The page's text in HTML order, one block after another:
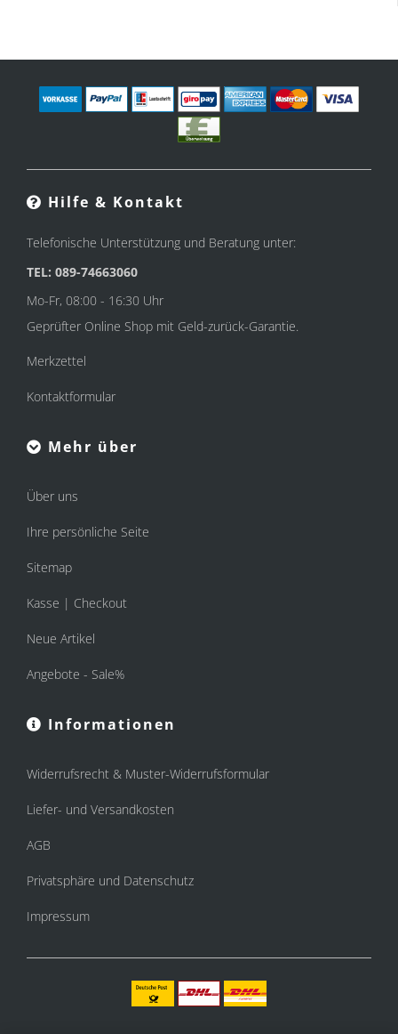
Hilfe & Kontakt
Telefonische Unterstützung und Beratung unter:
TEL: 089-74663060
Mo-Fr, 08:00 - 16:30 Uhr
Geprüfter Online Shop mit Geld-zurück-Garantie.
Merkzettel
Kontaktformular
Mehr über
Über uns
Ihre persönliche Seite
Sitemap
Kasse | Checkout
Neue Artikel
Angebote - Sale%
Informationen
Widerrufsrecht & Muster-Widerrufsformular
Liefer- und Versandkosten
AGB
Privatsphäre und Datenschutz
Impressum